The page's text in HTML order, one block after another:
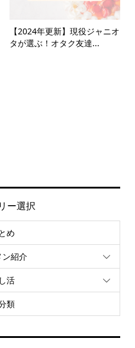
【2024年更新】現役ジャニオ
タが選ぶ！オタク友達...
ー選択
め
ン紹介
活
類